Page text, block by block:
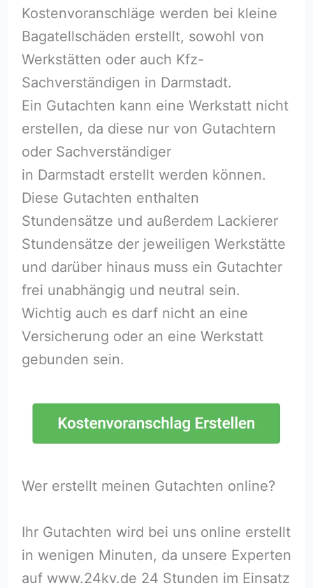
Kostenvoranschläge werden bei kleine
Bagatellschäden erstellt, sowohl von
Werkstätten oder auch Kfz-
Sachverständigen in Darmstadt.
Ein Gutachten kann eine Werkstatt nicht
erstellen, da diese nur von Gutachtern
oder Sachverständiger
in Darmstadt erstellt werden können.
Diese Gutachten enthalten
Stundensätze und außerdem Lackierer
Stundensätze der jeweiligen Werkstätte
und darüber hinaus muss ein Gutachter
frei unabhängig und neutral sein.
Wichtig auch es darf nicht an eine
Versicherung oder an eine Werkstatt
gebunden sein.
Wer erstellt meinen Gutachten online?
Ihr Gutachten wird bei uns online erstellt
in wenigen Minuten, da unsere Experten
auf www.24kv.de 24 Stunden im Einsatz